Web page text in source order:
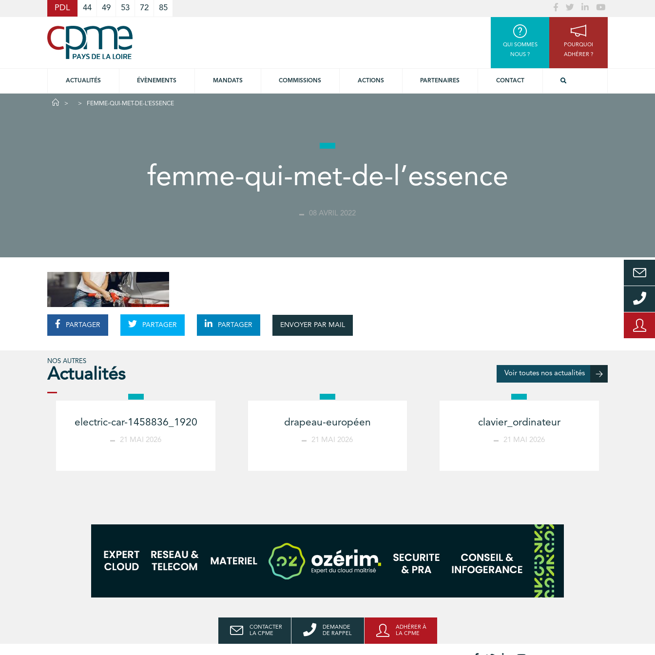
PDL 44 49 53 72 85
QUI SOMMES
NOUS ?
POURQUOI
ADHÉRER ?
ACTUALITÉS ÉVÈNEMENTS MANDATS COMMISSIONS ACTIONS PARTENAIRES CONTACT
FEMME-QUI-MET-DE-L’ESSENCE
femme-qui-met-de-l’essence
08 AVRIL 2022
PARTAGER PARTAGER PARTAGER ENVOYER PAR MAIL
NOS AUTRES
Actualités Voir toutes nos actualités
electric-car-1458836_1920
21 MAI 2026
drapeau-européen
21 MAI 2026
clavier_ordinateur
21 MAI 2026
CONTACTER
LA CPME
DEMANDE
DE RAPPEL
ADHÉRER À
LA CPME
Cookies management panel